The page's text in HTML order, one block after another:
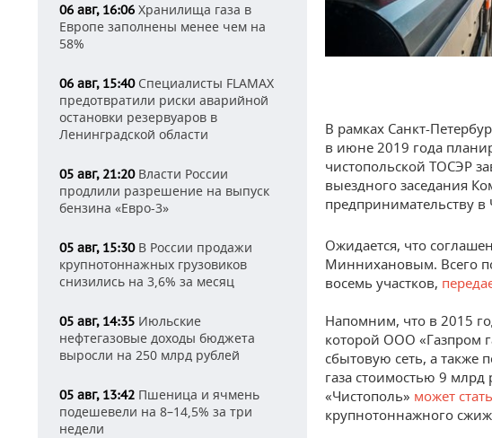
06 авг, 16:06 Хранилища газа в
Европе заполнены менее чем на
58%
06 авг, 15:40Специалисты FLAMAX
предотвратили риски аварийной
остановки резервуаров в
Ленинградской области
05 авг, 21:20Власти России
продлили разрешение на выпуск
бензина «Евро-3»
05 авг, 15:30В России продажи
крупнотоннажных грузовиков
снизились на 3,6% за месяц
05 авг, 14:35 Июльские
нефтегазовые доходы бюджета
выросли на 250 млрд рублей
05 авг, 13:42 Пшеница и ячмень
подешевели на 8–14,5% за три
недели
В рамках Санкт-
в июне 2019 года
чистопольской ТОСЭР
выездного заседания
предпринимательству в
Ожидается, что
Миннихановым. Всего
восемь участков,
Напомним, что в 2015
которой ООО «Газпром
сбытовую сеть, а также
газа стоимостью 9 млрд
«Чистополь» может стать
крупнотоннажного